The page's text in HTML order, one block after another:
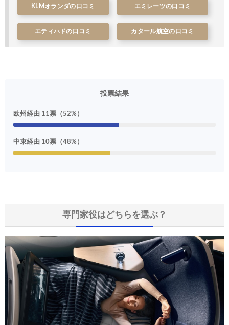
KLMオランダの口コミ エミレーツの口コミ
エティハドの口コミ カタール航空の口コミ
投票結果
欧州経由 11票（52%）
中東経由 10票（48%）
専門家役はどちらを選ぶ？